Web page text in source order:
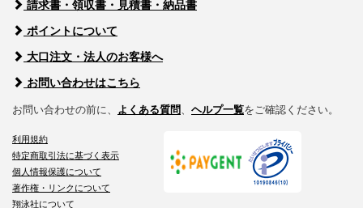
請求書・領収書・見積書・納品書
ポイントについて
大口注文・法人のお客様へ
お問い合わせはこちら
お問い合わせの前に、 よくある質問、 ヘルプ一覧をご確認ください。
利用規約
特定商取引法に基づく表示
個人情報保護について
著作権・リンクについて
翔泳社について